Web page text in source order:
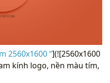
2560x1600 “](![2560x1600
kính logo, nền màu tím,